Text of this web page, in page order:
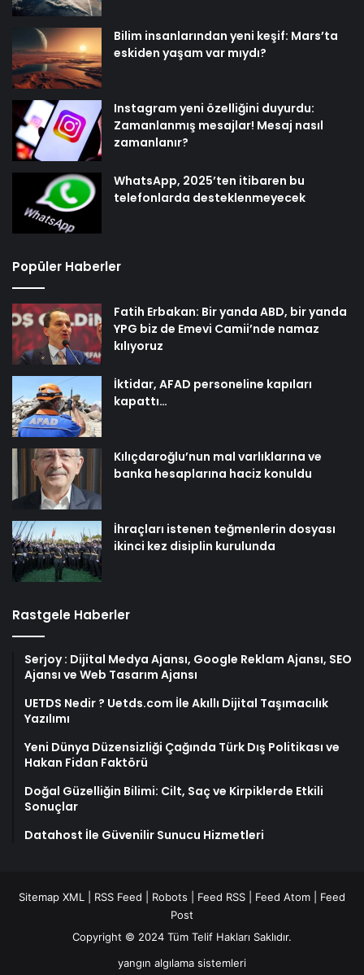
Bilim insanlarından yeni keşif: Mars’ta
eskiden yaşam var mıydı?
Instagram yeni özelliğini duyurdu:
Zamanlanmış mesajlar! Mesaj nasıl
zamanlanır?
WhatsApp, 2025’ten itibaren bu
telefonlarda desteklenmeyecek
Popüler Haberler
Fatih Erbakan: Bir yanda ABD, bir yanda
YPG biz de Emevi Camii’nde namaz
kılıyoruz
İktidar, AFAD personeline kapıları
kapattı…
Kılıçdaroğlu’nun mal varlıklarına ve
banka hesaplarına haciz konuldu
İhraçları istenen teğmenlerin dosyası
ikinci kez disiplin kurulunda
Rastgele Haberler
Serjoy : Dijital Medya Ajansı, Google Reklam Ajansı, SEO
Ajansı ve Web Tasarım Ajansı
UETDS Nedir ? Uetds.com İle Akıllı Dijital Taşımacılık
Yazılımı
Yeni Dünya Düzensizliği Çağında Türk Dış Politikası ve
Hakan Fidan Faktörü
Doğal Güzelliğin Bilimi: Cilt, Saç ve Kirpiklerde Etkili
Sonuçlar
Datahost İle Güvenilir Sunucu Hizmetleri
Sitemap XML RSS Feed Robots Feed RSS Feed Atom
Feed
Post
Copyright © 2024 Tüm Telif Hakları Saklıdır.
yangın algılama sistemleri